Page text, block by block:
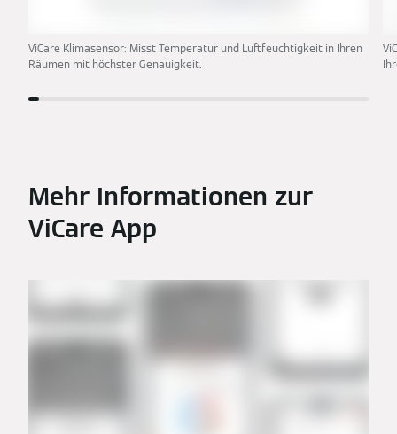
ViCare Klimasensor: Misst Temperatur und Luftfeuchtigkeit in Ihren
Räumen mit höchster Genauigkeit.
Mehr Informationen zur
ViCare App